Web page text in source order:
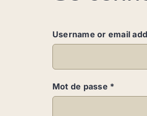
Username or email
Mot de passe *